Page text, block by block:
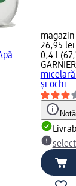
26,95 lei
0,4 l
și
Notă